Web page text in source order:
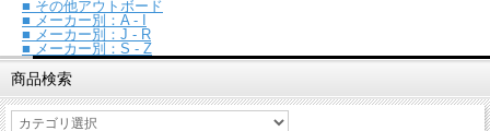
■ その他アウトボード
■ メーカー別：A - I
■ メーカー別：J - R
■ メーカー別：S - Z
商品検索